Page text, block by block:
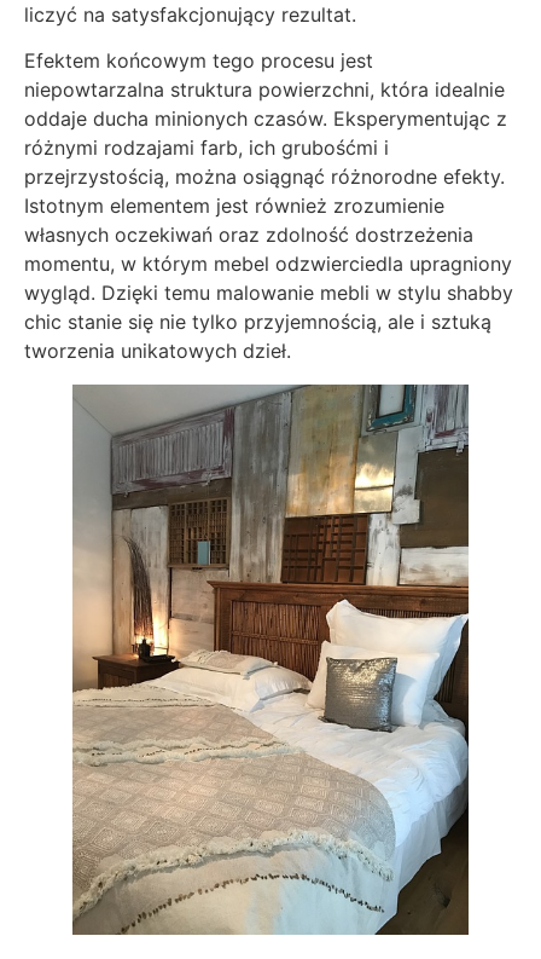
liczyć na satysfakcjonujący rezultat.
Efektem końcowym tego procesu jest
niepowtarzalna struktura powierzchni, która idealnie
oddaje ducha minionych czasów. Eksperymentując z
różnymi rodzajami farb, ich grubośćmi i
przejrzystością, można osiągnąć różnorodne efekty.
Istotnym elementem jest również zrozumienie
własnych oczekiwań oraz zdolność dostrzeżenia
momentu, w którym mebel odzwierciedla upragniony
wygląd. Dzięki temu malowanie mebli w stylu shabby
chic stanie się nie tylko przyjemnością, ale i sztuką
tworzenia unikatowych dzieł.